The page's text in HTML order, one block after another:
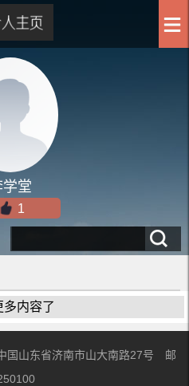
学堂
1
多内容了
山东省济南市山大南路27号 邮